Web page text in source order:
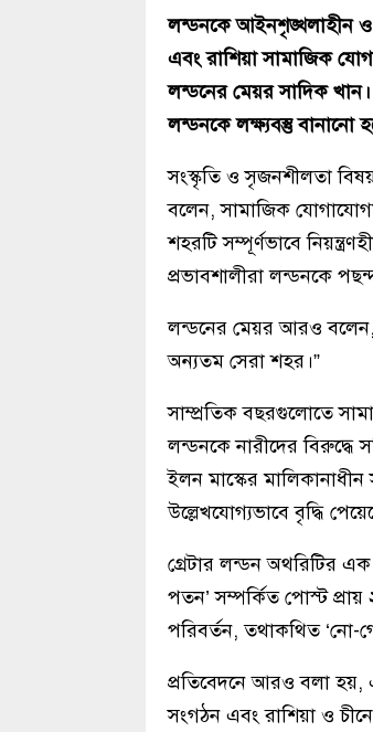
লন্ডনকে আইনশৃঙ্খলাহীন ও
এবং রাশিয়া সামাজিক
লন্ডনের মেয়র সাদিক
লন্ডনকে লক্ষ্যবস্তু বানানো
সংস্কৃতি ও সৃজনশীলতা
বলেন, সামাজিক
শহরটি সম্পূর্ণভাবে
প্রভাবশালীরা লন্ডনকে
লন্ডনের মেয়র আরও বলেন,
অন্যতম সেরা শহর।”
সাম্প্রতিক বছরগুলোতে
লন্ডনকে নারীদের বিরুদ্ধে
ইলন মাস্কের
উল্লেখযোগ্যভাবে বৃদ্ধি
গ্রেটার লন্ডন অথরিটির এক
পতন’ সম্পর্কিত পোস্ট
পরিবর্তন, তথাকথিত ‘নো-
প্রতিবেদনে আরও বলা হয়,
সংগঠন এবং রাশিয়া ও চীনের